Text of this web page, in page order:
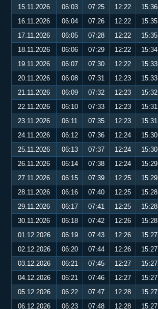
15.11.2026
06:03 07:25 12:22 15:36
16.11.2026
06:04 07:26 12:22 15:35
17.11.2026
06:05 07:28 12:22 15:35
18.11.2026
06:06 07:29 12:22 15:34
19.11.2026
06:07 07:30 12:22 15:33
20.11.2026
06:08 07:31 12:23 15:33
21.11.2026
06:09 07:32 12:23 15:32
22.11.2026
06:10 07:33 12:23 15:31
23.11.2026
06:11 07:35 12:23 15:31
24.11.2026
06:12 07:36 12:24 15:30
25.11.2026
06:13 07:37 12:24 15:30
26.11.2026
06:14 07:38 12:24 15:29
27.11.2026
06:15 07:39 12:25 15:29
28.11.2026
06:16 07:40 12:25 15:28
29.11.2026
06:17 07:41 12:25 15:28
30.11.2026
06:18 07:42 12:26 15:28
01.12.2026
06:19 07:43 12:26 15:27
02.12.2026
06:20 07:44 12:26 15:27
03.12.2026
06:21 07:45 12:27 15:27
04.12.2026
06:21 07:46 12:27 15:27
05.12.2026
06:22 07:47 12:28 15:27
06.12.2026
06:23 07:48 12:28 15:27